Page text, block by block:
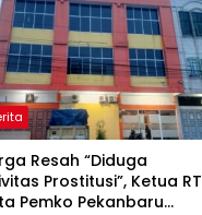
Resah “Diduga
Prostitusi”, Ketua RT
Pemko Pekanbaru